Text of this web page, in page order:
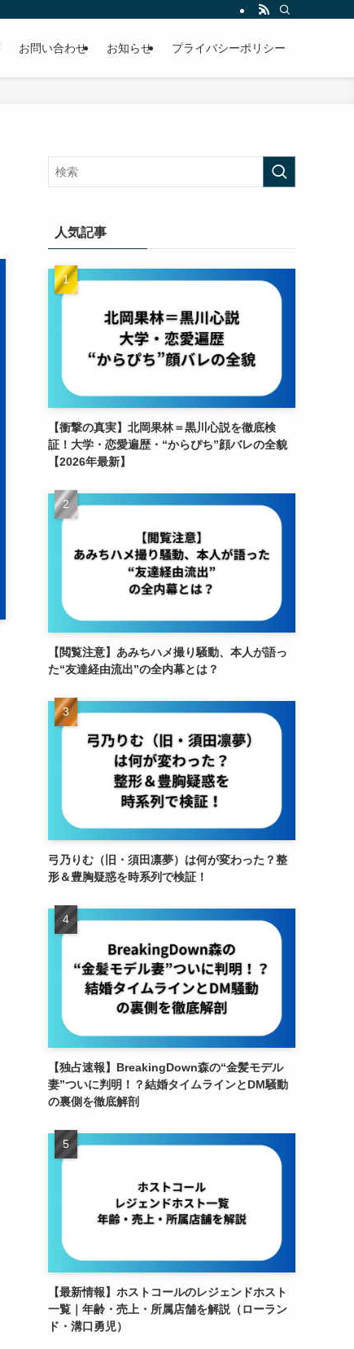
お問い合わせ お知らせ プライバシーポリシー
人気記事
【衝撃の真実】北岡果林＝黒川心説を徹底検
証！大学・恋愛遍歴・“からぴち”顔バレの全貌
【2026年最新】
【閲覧注意】あみちハメ撮り騒動、本人が語っ
た“友達経由流出”の全内幕とは？
弓乃りむ（旧・須田凛夢）は何が変わった？整
形＆豊胸疑惑を時系列で検証！
【独占速報】BreakingDown森の“金髪モデル
妻”ついに判明！？結婚タイムラインとDM騒動
の裏側を徹底解剖
【最新情報】ホストコールのレジェンドホスト
一覧｜年齢・売上・所属店舗を解説（ローラン
ド・溝口勇児）